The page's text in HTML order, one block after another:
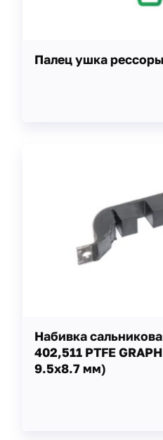
Палец ушка
Набивка
402,511 PTFE
9.5х8.7 мм)